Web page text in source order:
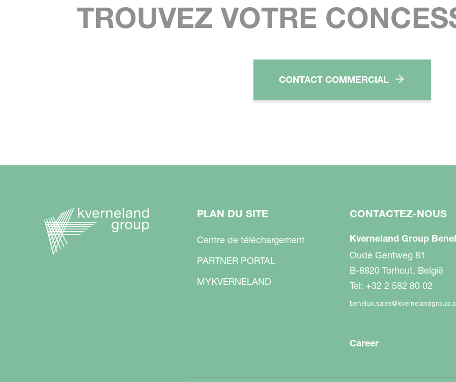
TROUVEZ VOTRE
CONTACT COMMERCIAL
PLAN DU SITE
Centre de téléchargement
PARTNER PORTAL
MYKVERNELAND
CONTACTEZ-NOUS
Kverneland Group
Oude Gentweg 81
B-8820 Torhout, België
Tel: +32 2 582 80 02
Career